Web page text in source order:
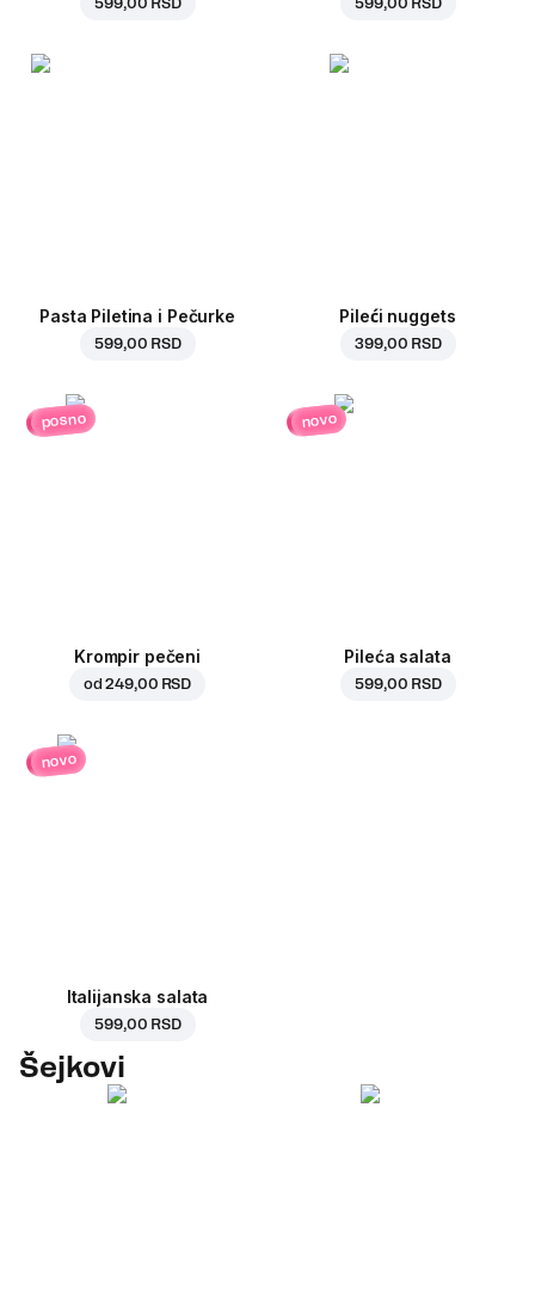
Pasta Piletina i Pečurke
599,00 RSD
Pileći nuggets
399,00 RSD
posno
Krompir pečeni
od249,00 RSD
novo
Pileća salata
599,00 RSD
novo
Italijanska salata
599,00 RSD
Šejkovi